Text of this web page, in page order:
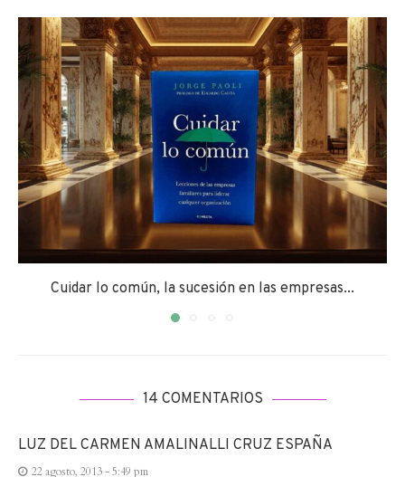
Cuidar lo común, la sucesión en las empresas...
14 COMENTARIOS
LUZ DEL CARMEN AMALINALLI CRUZ ESPAÑA
22 agosto, 2013 - 5:49 pm